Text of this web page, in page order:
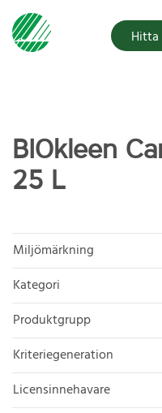
BIOkleen
25 L
Miljömärkning
Kategori
Produktgrupp
Kriteriegeneration
Licensinnehavare